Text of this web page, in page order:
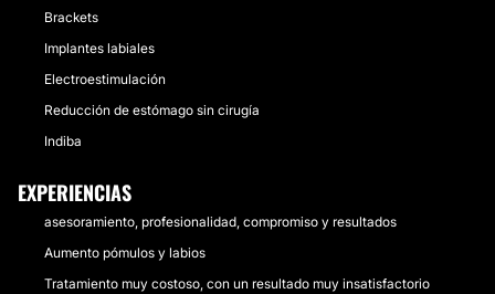
Brackets
Implantes labiales
Electroestimulación
Reducción de estómago sin cirugía
Indiba
EXPERIENCIAS
asesoramiento, profesionalidad, compromiso y resultados
Aumento pómulos y labios
Tratamiento muy costoso, con un resultado muy insatisfactorio